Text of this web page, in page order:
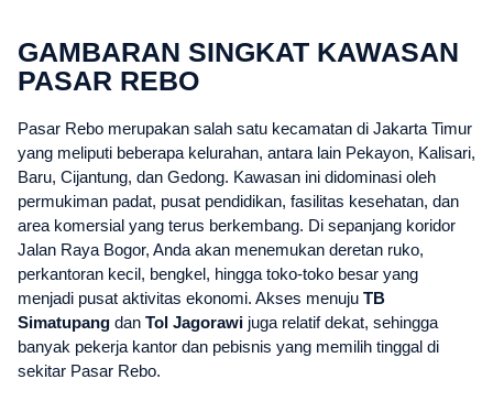
GAMBARAN SINGKAT KAWASAN
PASAR REBO
Pasar Rebo merupakan salah satu kecamatan di Jakarta Timur
yang meliputi beberapa kelurahan, antara lain Pekayon, Kalisari,
Baru, Cijantung, dan Gedong. Kawasan ini didominasi oleh
permukiman padat, pusat pendidikan, fasilitas kesehatan, dan
area komersial yang terus berkembang. Di sepanjang koridor
Jalan Raya Bogor, Anda akan menemukan deretan ruko,
perkantoran kecil, bengkel, hingga toko-toko besar yang
menjadi pusat aktivitas ekonomi. Akses menuju TB
Simatupang dan Tol Jagorawi juga relatif dekat, sehingga
banyak pekerja kantor dan pebisnis yang memilih tinggal di
sekitar Pasar Rebo.